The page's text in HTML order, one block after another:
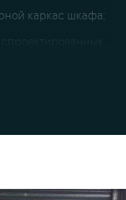
каркас шкафа;